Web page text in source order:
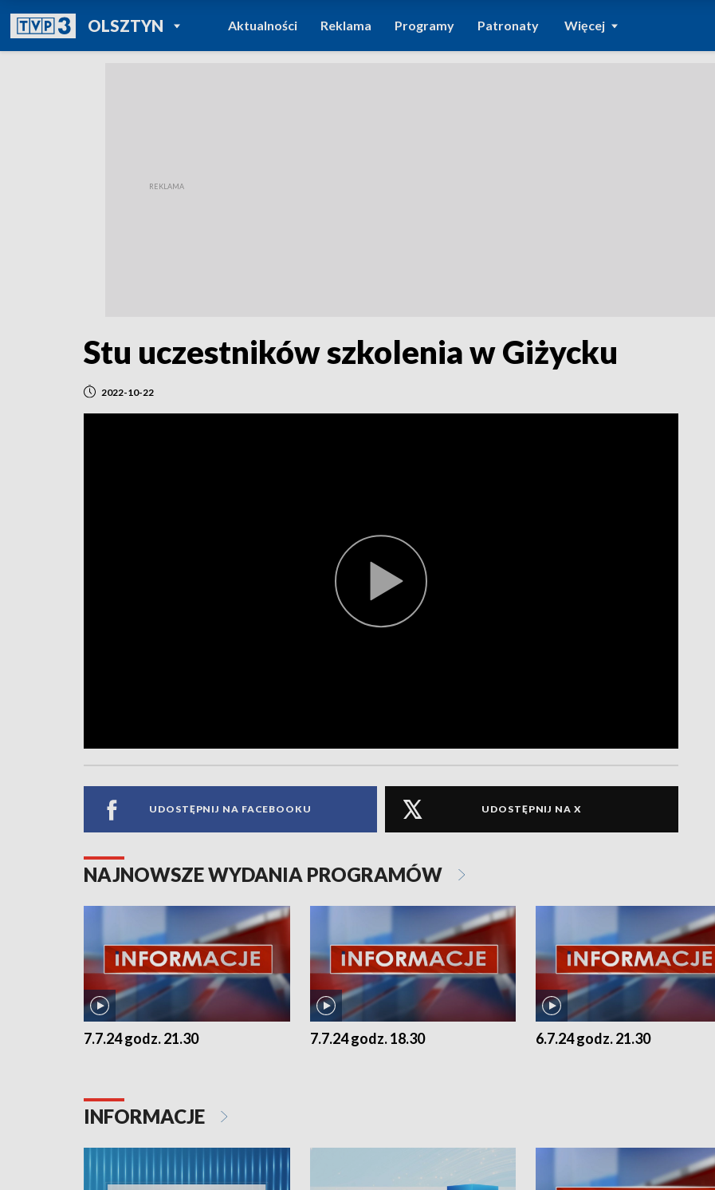
OLSZTYNPOWRÓT DO
TVP REGIONY
Aktualności Reklama Programy Patronaty Więcej
Stu uczestników szkolenia w Giżycku
2022-10-22
UDOSTĘPNIJ NA FACEBOOKU UDOSTĘPNIJ NA X
NAJNOWSZE WYDANIA PROGRAMÓW
7.7.24 godz. 21.30 7.7.24 godz. 18.30 6.7.24 godz. 21.30
INFORMACJE